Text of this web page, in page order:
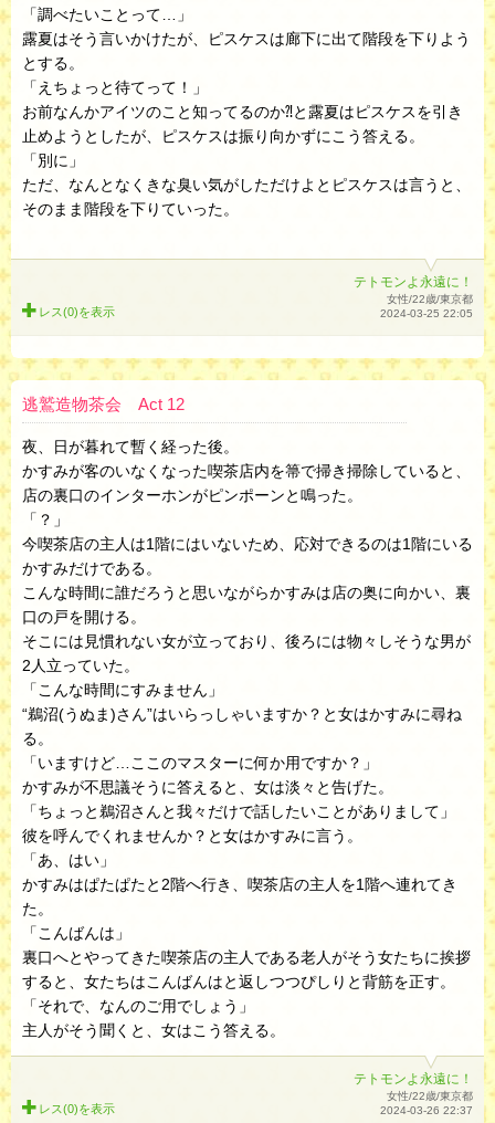
「調べたいことって…」
露夏はそう言いかけたが、ピスケスは廊下に出て階段を下りよう
とする。
「えちょっと待てって！」
お前なんかアイツのこと知ってるのか⁈と露夏はピスケスを引き
止めようとしたが、ピスケスは振り向かずにこう答える。
「別に」
ただ、なんとなくきな臭い気がしただけよとピスケスは言うと、
そのまま階段を下りていった。
テトモンよ永遠に！
女性/22歳/東京都
2024-03-25 22:05
レス(0)を表示
逃鷲造物茶会 Act 12
夜、日が暮れて暫く経った後。
かすみが客のいなくなった喫茶店内を箒で掃き掃除していると、
店の裏口のインターホンがピンポーンと鳴った。
「？」
今喫茶店の主人は1階にはいないため、応対できるのは1階にいる
かすみだけである。
こんな時間に誰だろうと思いながらかすみは店の奥に向かい、裏
口の戸を開ける。
そこには見慣れない女が立っており、後ろには物々しそうな男が
2人立っていた。
「こんな時間にすみません」
“鵜沼(うぬま)さん”はいらっしゃいますか？と女はかすみに尋ね
る。
「いますけど…ここのマスターに何か用ですか？」
かすみが不思議そうに答えると、女は淡々と告げた。
「ちょっと鵜沼さんと我々だけで話したいことがありまして」
彼を呼んでくれませんか？と女はかすみに言う。
「あ、はい」
かすみはぱたぱたと2階へ行き、喫茶店の主人を1階へ連れてき
た。
「こんばんは」
裏口へとやってきた喫茶店の主人である老人がそう女たちに挨拶
すると、女たちはこんばんはと返しつつぴしりと背筋を正す。
「それで、なんのご用でしょう」
主人がそう聞くと、女はこう答える。
テトモンよ永遠に！
女性/22歳/東京都
2024-03-26 22:37
レス(0)を表示